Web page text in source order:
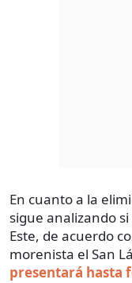
En cuanto a la
sigue analizando
Este, de acuerdo
morenista el San
presentará hasta